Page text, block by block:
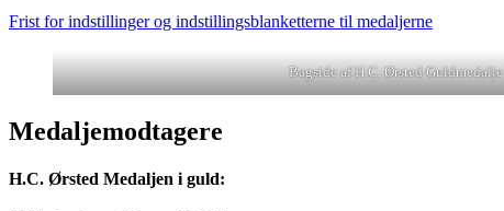
Frist for indstillinger og indstillingsblanketterne til medaljerne
Bagside af H.C. Ørsted Guldmedalje
Medaljemodtagere
H.C. Ørsted Medaljen i guld: